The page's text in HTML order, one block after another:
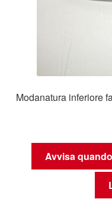
Modanatura inferiore
Avvisa